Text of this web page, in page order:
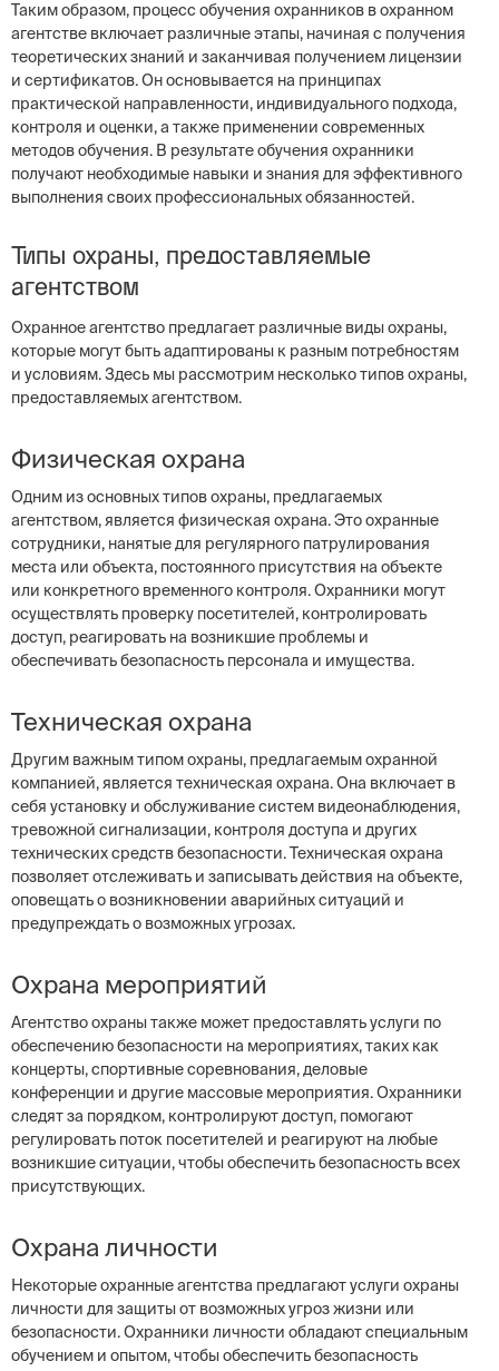
Таким образом, процесс обучения охранников в охранном
агентстве включает различные этапы, начиная с получения
теоретических знаний и заканчивая получением лицензии
и сертификатов. Он основывается на принципах
практической направленности, индивидуального подхода,
контроля и оценки, а также применении современных
методов обучения. В результате обучения охранники
получают необходимые навыки и знания для эффективного
выполнения своих профессиональных обязанностей.
Типы охраны, предоставляемые
агентством
Охранное агентство предлагает различные виды охраны,
которые могут быть адаптированы к разным потребностям
и условиям. Здесь мы рассмотрим несколько типов охраны,
предоставляемых агентством.
Физическая охрана
Одним из основных типов охраны, предлагаемых
агентством, является физическая охрана. Это охранные
сотрудники, нанятые для регулярного патрулирования
места или объекта, постоянного присутствия на объекте
или конкретного временного контроля. Охранники могут
осуществлять проверку посетителей, контролировать
доступ, реагировать на возникшие проблемы и
обеспечивать безопасность персонала и имущества.
Техническая охрана
Другим важным типом охраны, предлагаемым охранной
компанией, является техническая охрана. Она включает в
себя установку и обслуживание систем видеонаблюдения,
тревожной сигнализации, контроля доступа и других
технических средств безопасности. Техническая охрана
позволяет отслеживать и записывать действия на объекте,
оповещать о возникновении аварийных ситуаций и
предупреждать о возможных угрозах.
Охрана мероприятий
Агентство охраны также может предоставлять услуги по
обеспечению безопасности на мероприятиях, таких как
концерты, спортивные соревнования, деловые
конференции и другие массовые мероприятия. Охранники
следят за порядком, контролируют доступ, помогают
регулировать поток посетителей и реагируют на любые
возникшие ситуации, чтобы обеспечить безопасность всех
присутствующих.
Охрана личности
Некоторые охранные агентства предлагают услуги охраны
личности для защиты от возможных угроз жизни или
безопасности. Охранники личности обладают специальным
обучением и опытом, чтобы обеспечить безопасность